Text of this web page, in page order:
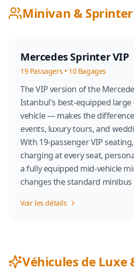
Minivan & Sprinter
Mercedes Sprinter VIP
19 Passagers • 10 Bagages
The VIP version of the
Istanbul's best-equipped
vehicle — makes the
events, luxury tours, and
With 19-passenger VIP
charging at every seat,
a fully equipped mid-vehicle
changes the standard
Voir les détails
Véhicules de Luxe